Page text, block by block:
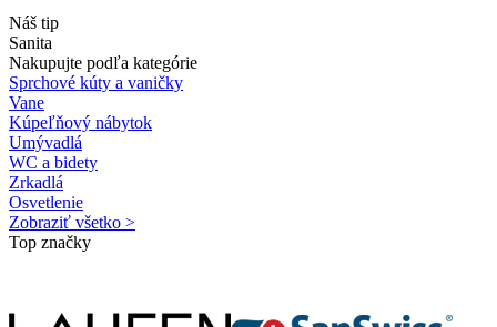
Náš tip
Sanita
Nakupujte podľa kategórie
Sprchové kúty a vaničky
Vane
Kúpeľňový nábytok
Umývadlá
WC a bidety
Zrkadlá
Osvetlenie
Zobraziť všetko >
Top značky